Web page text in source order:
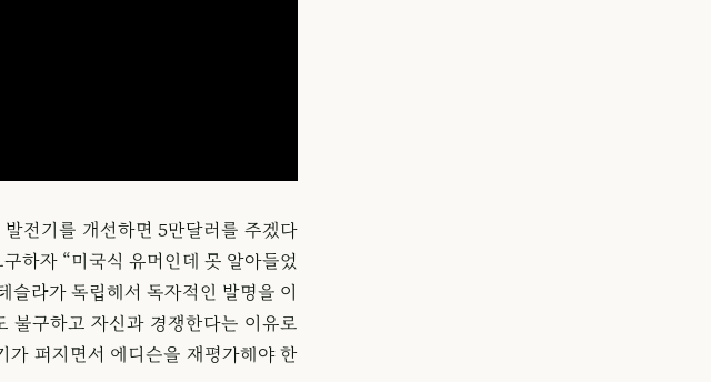
전기를 개선하면 5만달러를 주겠다
하자 “미국식 유머인데 못 알아들었
슬라가 독립해서 독자적인 발명을 이
불구하고 자신과 경쟁한다는 이유로
가 퍼지면서 에디슨을 재평가해야 한